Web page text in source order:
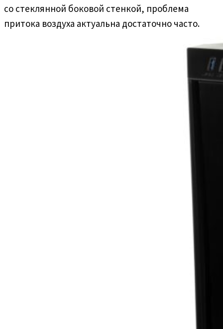
со стеклянной боковой стенкой, проблема
притока воздуха актуальна достаточно часто.